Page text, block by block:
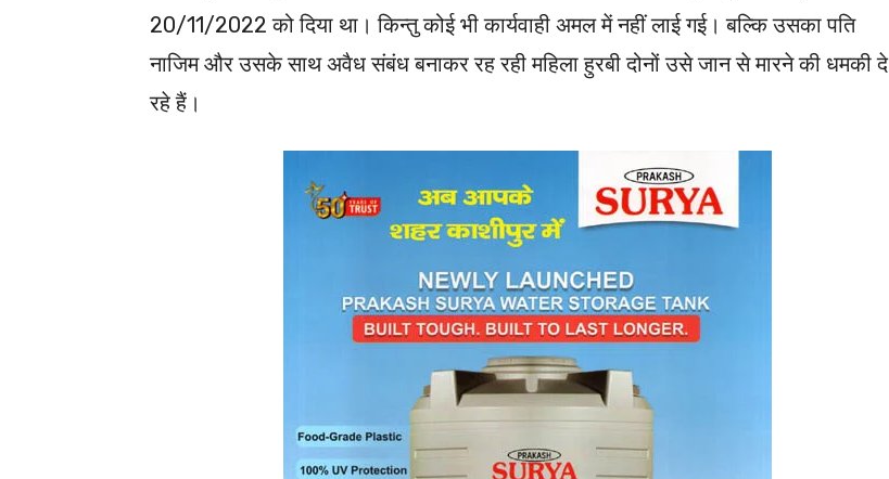
20/11/2022 को दिया था। किन्तु कोई भी कार्यवाही अमल में नहीं लाई गई। बल्कि उसका पति
नाजिम और उसके साथ अवैध संबंध बनाकर रह रही महिला हुरबी दोनों उसे जान से मारने की धमकी दे
रहे हैं।